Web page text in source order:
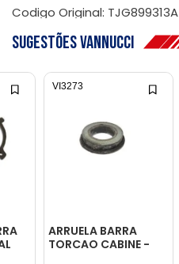
Codigo Original: TJG899313A
Sugestões Vannucci
ARRUELA BARRA
TORCAO CABINE -
VI3273